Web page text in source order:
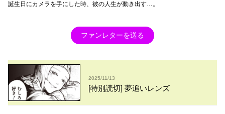
誕生日にカメラを手にした時、彼の人生が動き出す…。
ファンレターを送る
2025/11/13
[特別読切] 夢追いレンズ